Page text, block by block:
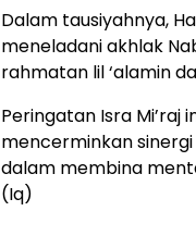
Dalam tausiyahnya,
meneladani akhlak
rahmatan lil ‘alamin
Peringatan Isra
mencerminkan
dalam membina
(Iq)